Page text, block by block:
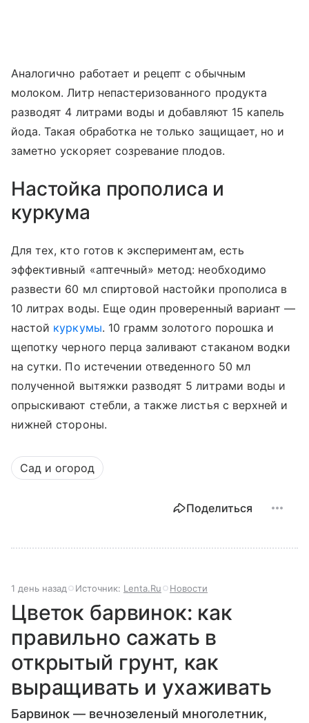
Аналогично работает и рецепт с обычным
молоком. Литр непастеризованного продукта
разводят 4 литрами воды и добавляют 15 капель
йода. Такая обработка не только защищает, но и
заметно ускоряет созревание плодов.
Настойка прополиса и
куркума
Для тех, кто готов к экспериментам, есть
эффективный «аптечный» метод: необходимо
развести 60 мл спиртовой настойки прополиса в
10 литрах воды. Еще один проверенный вариант —
настой куркумы. 10 грамм золотого порошка и
щепотку черного перца заливают стаканом водки
на сутки. По истечении отведенного 50 мл
полученной вытяжки разводят 5 литрами воды и
опрыскивают стебли, а также листья с верхней и
нижней стороны.
Сад и огород
Поделиться
1 день назад Источник: Lenta.Ru Новости
Цветок барвинок: как
правильно сажать в
открытый грунт, как
выращивать и ухаживать
Барвинок — вечнозеленый многолетник,